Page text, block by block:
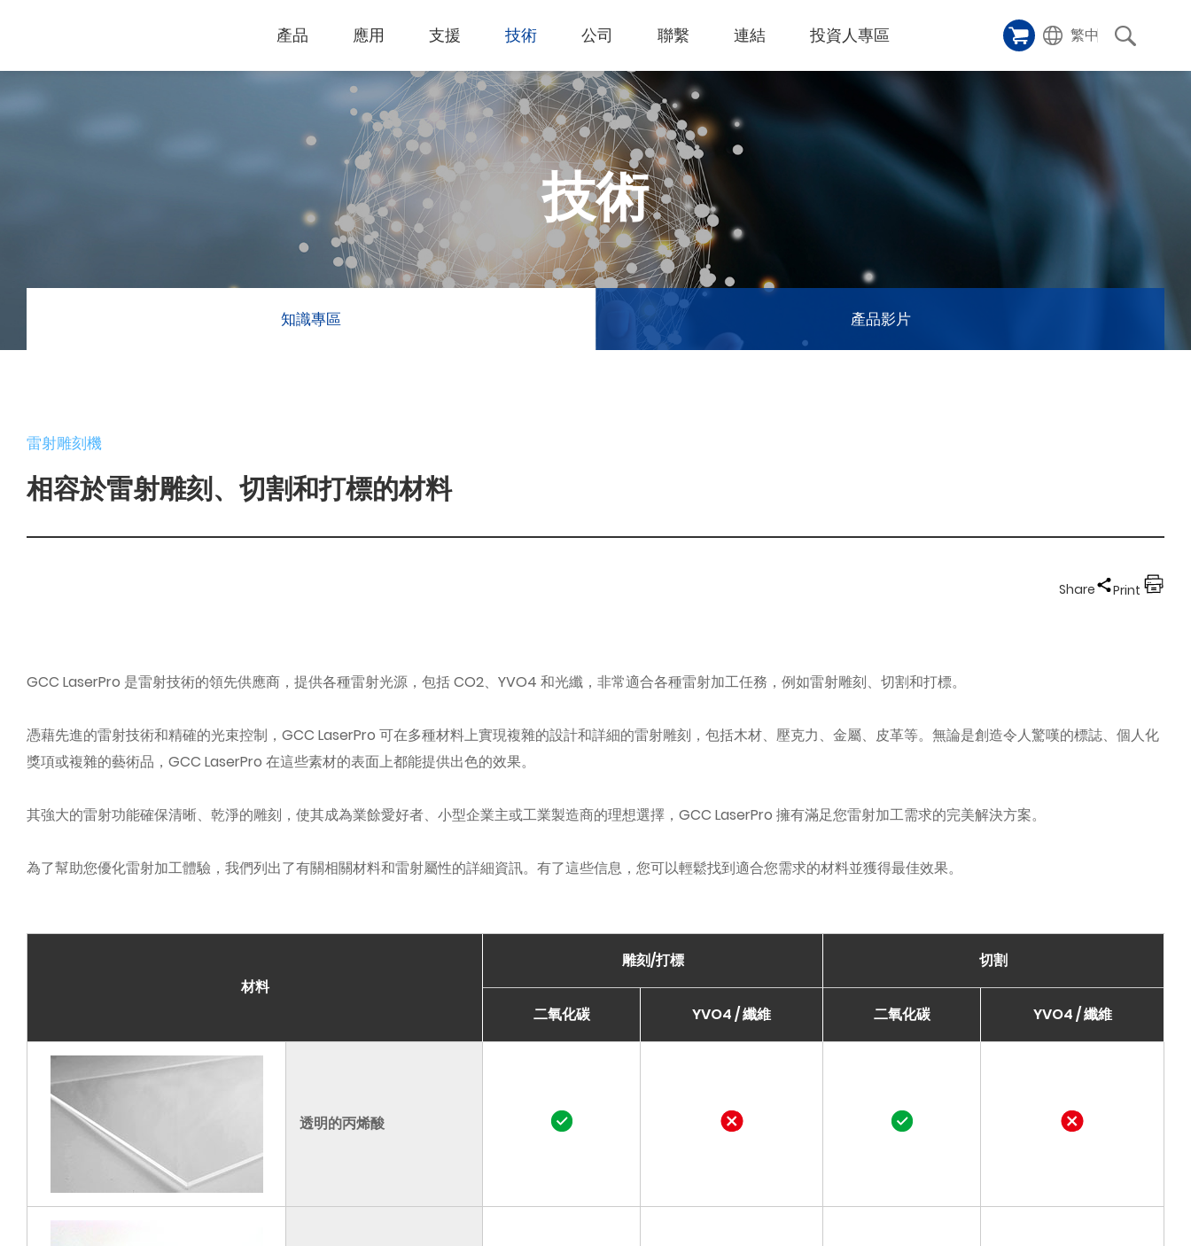
產品
電腦割字機 雷射雕刻機 雷射切割機
雷射打標機
應用
熱門應用
薄膜切割
玻璃
禮贈品
首飾
塑料
印章
陳列展示
服飾和紡織
木工
支援
技術支援
下載專區
產品終止政策
過保固服務
技術
知識專區
產品影片
雷射雕刻
公司
關於我們
經營理念
創新技術
客戶服務
里程碑
榮譽和認証
最新消息
聯繫
客戶服務
成為代理商
產品諮詢
其他問題
GCC 聯絡資訊
連結
Financing Service
GCC Web Shop
GCC Club
代理商入口
投資人專區
ESG永續專區
繁中
技術
知識專區 產品影片
雷射雕刻機
相容於雷射雕刻、切割和打標的材料
Share Print
GCC LaserPro 是雷射技術的領先供應商，提供各種雷射光源，包括 CO2、YVO4 和光纖，非常適合各種雷射加工任務，例如雷射雕刻、切割和打標。
憑藉先進的雷射技術和精確的光束控制，GCC LaserPro 可在多種材料上實現複雜的設計和詳細的雷射雕刻，包括木材、壓克力、金屬、皮革等。無論是創造令人驚嘆的標誌、個人化
獎項或複雜的藝術品，GCC LaserPro 在這些素材的表面上都能提供出色的效果。
其強大的雷射功能確保清晰、乾淨的雕刻，使其成為業餘愛好者、小型企業主或工業製造商的理想選擇，GCC LaserPro 擁有滿足您雷射加工需求的完美解決方案。
為了幫助您優化雷射加工體驗，我們列出了有關相關材料和雷射屬性的詳細資訊。有了這些信息，您可以輕鬆找到適合您需求的材料並獲得最佳效果。
材料
雕刻/打標 切割
二氧化碳 YVO4 / 纖維 二氧化碳 YVO4 / 纖維
透明的丙烯酸